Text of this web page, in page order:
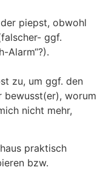
piepst, obwohl
ggf.
Alarm“?).
zu, um ggf. den
bewusst(er), worum
nicht mehr,
praktisch
bzw.